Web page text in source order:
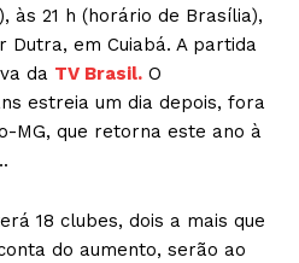
às 21 h (horário de Brasília),
Dutra, em Cuiabá. A partida
da TV Brasil. O
estreia um dia depois, fora
MG, que retorna este ano à
18 clubes, dois a mais que
do aumento, serão ao